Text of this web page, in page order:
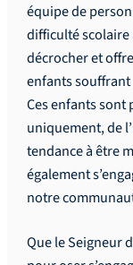
équipe de
difficulté scolaire
décrocher et
enfants souffrant
Ces enfants
uniquement, de
tendance à être
également
notre
Que le Seigneur